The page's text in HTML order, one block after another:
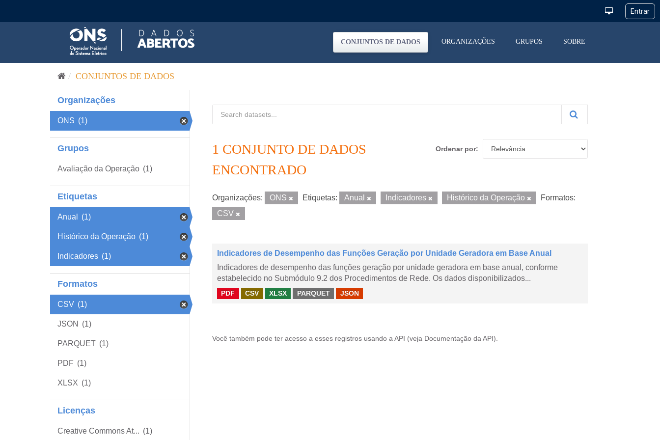
CONJUNTOS DE DADOS ORGANIZAÇÕES GRUPOS SOBRE
CONJUNTOS DE DADOS
Organizações
ONS (1)
Grupos
Avaliação da Operação (1)
Etiquetas
Anual (1)
Histórico da Operação (1)
Indicadores (1)
Formatos
CSV (1)
JSON (1)
PARQUET (1)
PDF (1)
XLSX (1)
Licenças
Creative Commons At... (1)
Ordenar por
1 CONJUNTO DE DADOS
ENCONTRADO
Organizações: ONS Etiquetas: Anual Indicadores Histórico da Operação
Formatos:
CSV
Indicadores de Desempenho das Funções Geração por Unidade Geradora em Base Anual
Indicadores de desempenho das funções geração por unidade geradora em base anual, conforme
estabelecido no Submódulo 9.2 dos Procedimentos de Rede. Os dados disponibilizados...
PDF CSV XLSX PARQUET JSON
Você também pode ter acesso a esses registros usando a API (veja Documentação da API ).